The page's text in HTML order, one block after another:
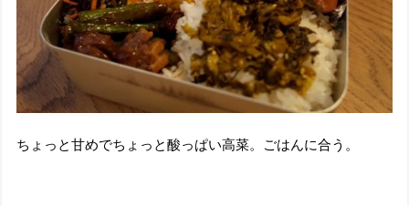
ちょっと甘めでちょっと酸っぱい高菜。ごはんに合う。